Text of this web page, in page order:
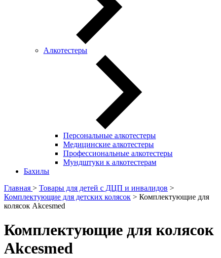
Алкотестеры
Персональные алкотестеры
Медицинские алкотестеры
Профессиональные алкотестеры
Мундштуки к алкотестерам
Бахилы
Главная > Товары для детей с ДЦП и инвалидов >
Комплектующие для детских колясок > Комплектующие для
колясок Akcesmed
Комплектующие для колясок
Akcesmed